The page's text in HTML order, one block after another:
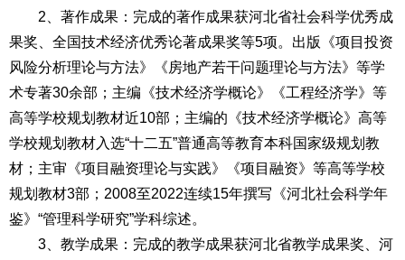
2 、著作成果： 完成的著作成果获河北省社会科学优秀成
果奖、全国技术经济优秀论著成果奖等5项。出版《项目投资
风险分析理论与方法》《房地产若干问题理论与方法》等学
术专著30余部；主编《技术经济学概论》《工程经济学》等
高等学校规划教材近10部；主编的《技术经济学概论》高等
学校规划教材入选“十二五”普通高等教育本科国家级规划教
材；主审《项目融资理论与实践》《项目融资》等高等学校
规划教材3部；2008至2022连续15年撰写《河北社会科学年
鉴》“管理科学研究”学科综述。
3 、教学成果： 完成的教学成果获河北省教学成果奖、河